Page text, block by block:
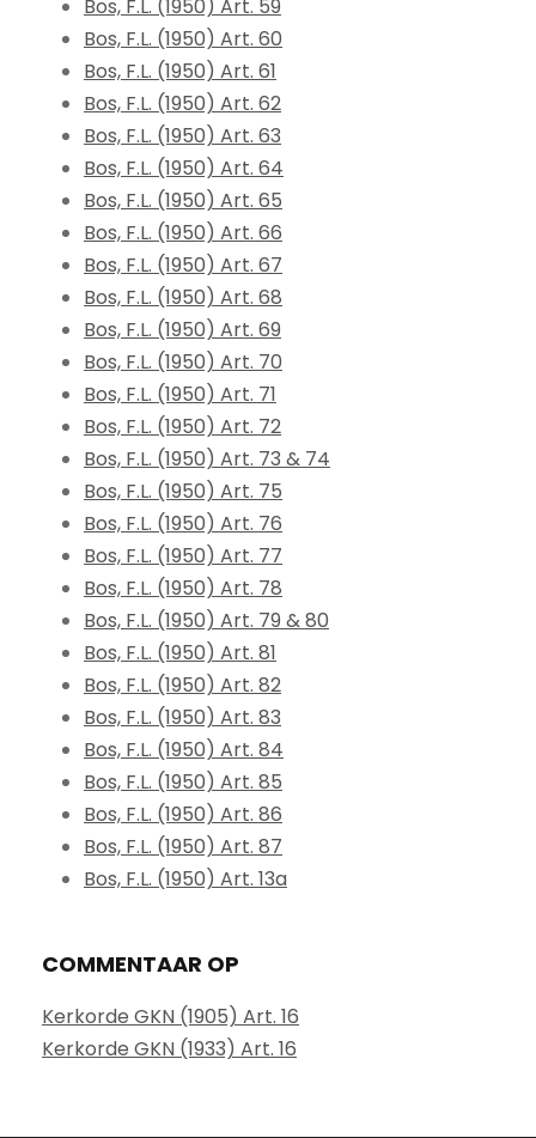
Bos, F.L. (1950) Art. 59
Bos, F.L. (1950) Art. 60
Bos, F.L. (1950) Art. 61
Bos, F.L. (1950) Art. 62
Bos, F.L. (1950) Art. 63
Bos, F.L. (1950) Art. 64
Bos, F.L. (1950) Art. 65
Bos, F.L. (1950) Art. 66
Bos, F.L. (1950) Art. 67
Bos, F.L. (1950) Art. 68
Bos, F.L. (1950) Art. 69
Bos, F.L. (1950) Art. 70
Bos, F.L. (1950) Art. 71
Bos, F.L. (1950) Art. 72
Bos, F.L. (1950) Art. 73 & 74
Bos, F.L. (1950) Art. 75
Bos, F.L. (1950) Art. 76
Bos, F.L. (1950) Art. 77
Bos, F.L. (1950) Art. 78
Bos, F.L. (1950) Art. 79 & 80
Bos, F.L. (1950) Art. 81
Bos, F.L. (1950) Art. 82
Bos, F.L. (1950) Art. 83
Bos, F.L. (1950) Art. 84
Bos, F.L. (1950) Art. 85
Bos, F.L. (1950) Art. 86
Bos, F.L. (1950) Art. 87
Bos, F.L. (1950) Art. 13a
COMMENTAAR OP
Kerkorde GKN (1905) Art. 16
Kerkorde GKN (1933) Art. 16